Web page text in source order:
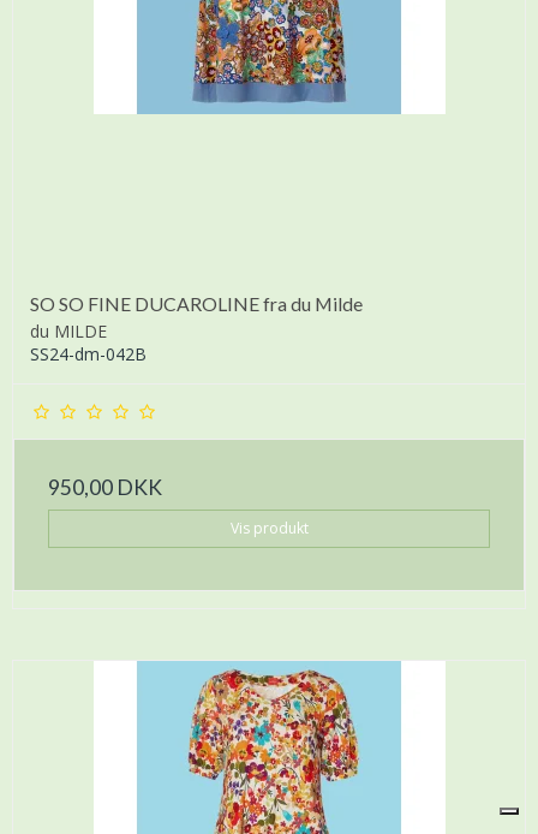
SO SO FINE DUCAROLINE fra du Milde
du MILDE
SS24-dm-042B
950,00 DKK
Vis produkt